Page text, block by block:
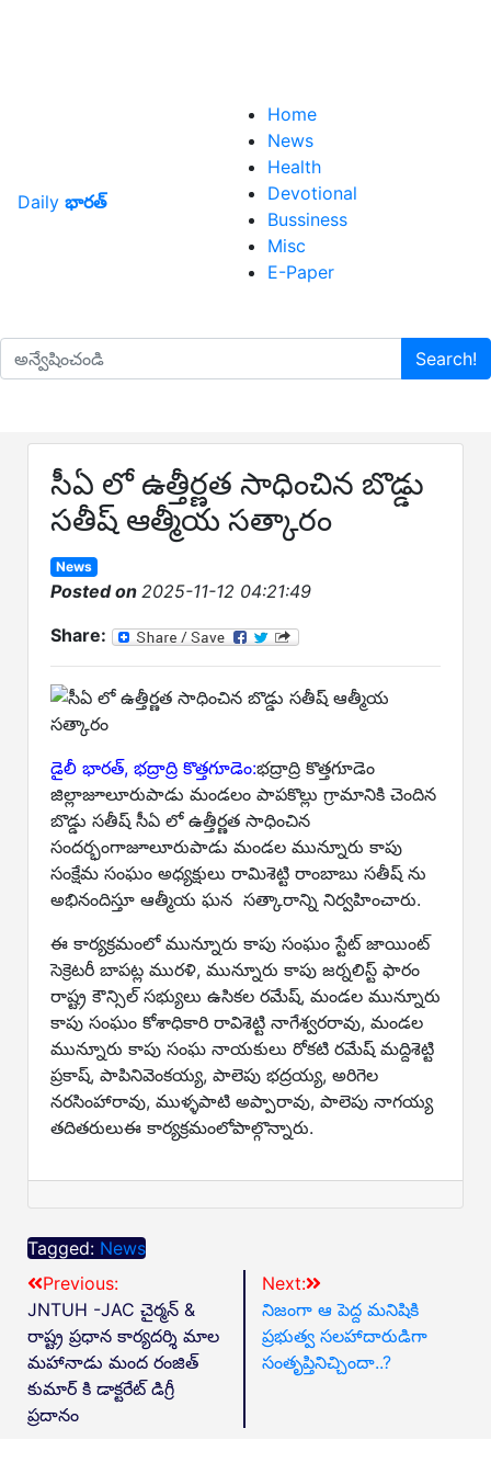
Daily భారత్
Home
News
Health
Devotional
Bussiness
Misc
E-Paper
Search!
సీఏ లో ఉత్తీర్ణత సాధించిన బొడ్డు
సతీష్ ఆత్మీయ సత్కారం
News
Posted on 2025-11-12 04:21:49
Share:
డైలీ భారత్, భద్రాద్రి కొత్తగూడెం:భద్రాద్రి కొత్తగూడెం
జిల్లాజూలూరుపాడు మండలం పాపకొల్లు గ్రామానికి చెందిన
బొడ్డు సతీష్ సీఏ లో ఉత్తీర్ణత సాధించిన
సందర్భంగాజూలూరుపాడు మండల మున్నూరు కాపు
సంక్షేమ సంఘం అధ్యక్షులు రామిశెట్టి రాంబాబు సతీష్ ను
అభినందిస్తూ ఆత్మీయ ఘన సత్కారాన్ని నిర్వహించారు.
ఈ కార్యక్రమంలో మున్నూరు కాపు సంఘం స్టేట్ జాయింట్
సెక్రెటరీ బాపట్ల మురళి, మున్నూరు కాపు జర్నలిస్ట్ ఫారం
రాష్ట్ర కౌన్సిల్ సభ్యులు ఉసికల రమేష్, మండల మున్నూరు
కాపు సంఘం కోశాధికారి రావిశెట్టి నాగేశ్వరరావు, మండల
మున్నూరు కాపు సంఘ నాయకులు రోకటి రమేష్ మద్దిశెట్టి
ప్రకాష్, పాపినివెంకయ్య, పాలెపు భద్రయ్య, అరిగెల
నరసింహారావు, ముళ్ళపాటి అప్పారావు, పాలెపు నాగయ్య
తదితరులుఈ కార్యక్రమంలోపాల్గొన్నారు.
Tagged: News
Previous:
JNTUH -JAC చైర్మన్ &
రాష్ట్ర ప్రధాన కార్యదర్శి మాల
మహానాడు మంద రంజిత్
కుమార్ కి డాక్టరేట్ డిగ్రీ
ప్రదానం
Next:
నిజంగా ఆ పెద్ద మనిషికి
ప్రభుత్వ సలహాదారుడిగా
సంతృప్తినిచ్చిందా..?